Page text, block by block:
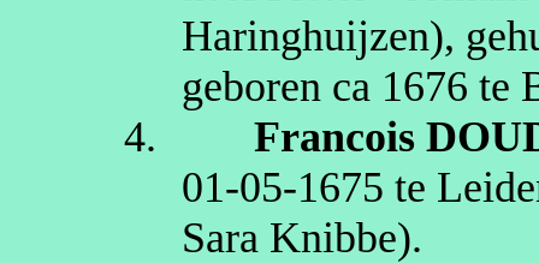
Haringhuijzen),
geboren ca 1676 te
4.
Francois
01‑05‑1675 te
Sara Knibbe).